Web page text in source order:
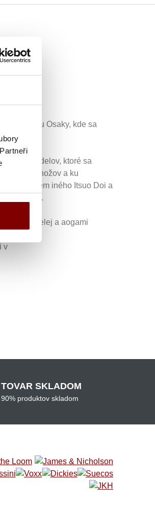
na juhu Osaky, kde sa
názvy modelov, ktoré sa
nožov a ku
okrem iného Itsuo Doi a
bielej a aogami
v
TOVAR SKLADOM
90% produktov skladom